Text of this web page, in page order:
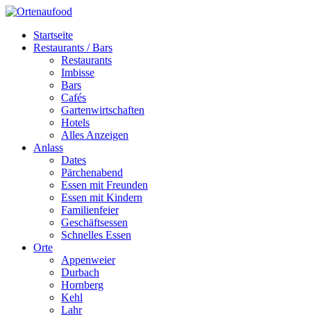
Startseite
Restaurants / Bars
Restaurants
Imbisse
Bars
Cafés
Gartenwirtschaften
Hotels
Alles Anzeigen
Anlass
Dates
Pärchenabend
Essen mit Freunden
Essen mit Kindern
Familienfeier
Geschäftsessen
Schnelles Essen
Orte
Appenweier
Durbach
Hornberg
Kehl
Lahr